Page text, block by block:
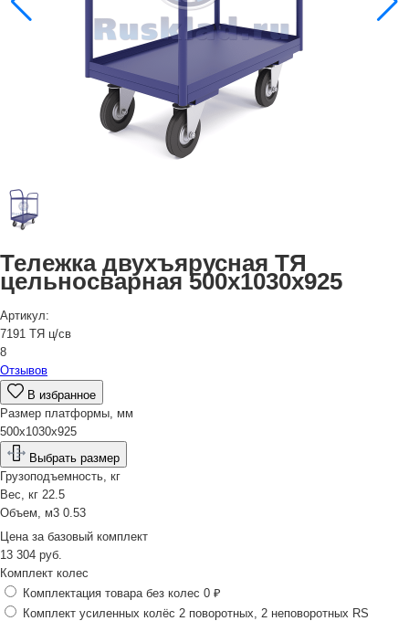
Тележка двухъярусная ТЯ
цельносварная 500х1030х925
Артикул:
7191 ТЯ ц/св
8
Отзывов
В избранное
Размер платформы, мм
500х1030х925
Выбрать размер
Грузоподъемность, кг
Вес, кг 22.5
Объем, м3 0.53
Цена за базовый комплект
13 304 руб.
Комплект колес
Комплектация товара без колес 0 ₽
Комплект усиленных колёс 2 поворотных, 2 неповоротных RS